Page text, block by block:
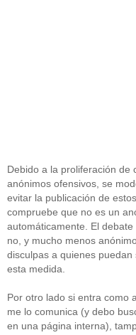
Debido a la proliferación de
anónimos ofensivos, se
evitar la publicación de
compruebe que no es un
automáticamente. El
no, y mucho menos
disculpas a quienes
esta medida.
Por otro lado si entra como
me lo comunica (y debo
en una página interna),